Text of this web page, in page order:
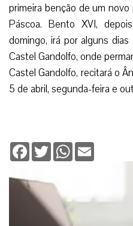
primeira benção de um
Páscoa. Bento XVI,
domingo, irá por alguns
Castel Gandolfo, onde
Castel Gandolfo, recitará o
5 de abril, segunda-feira e
Facebook
TwitterWhatsApp